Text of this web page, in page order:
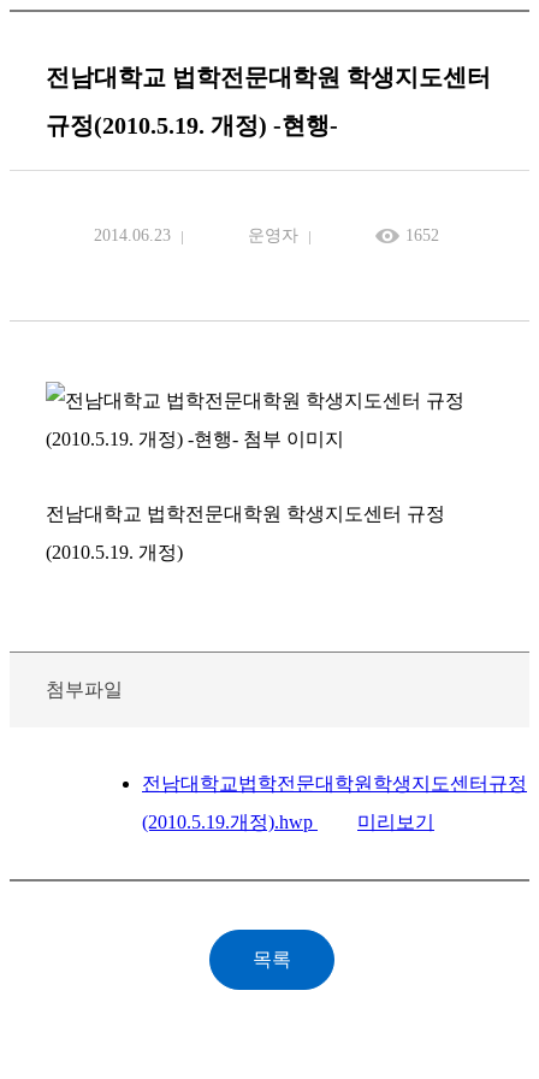
전남대학교 법학전문대학원 학생지도센터
규정(2010.5.19. 개정) -현행-
2014.06.23 운영자 1652
전남대학교 법학전문대학원 학생지도센터 규정
(2010.5.19. 개정)
첨부파일
전남대학교법학전문대학원학생지도센터규정
(2010.5.19.개정).hwp
미리보기